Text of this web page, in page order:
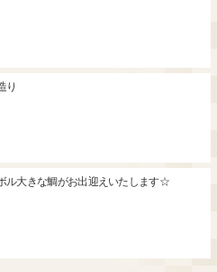
り
ル大きな鯛がお出迎えいたします☆